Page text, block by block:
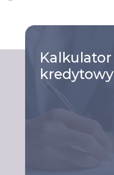
Kalkulator
kredytowy